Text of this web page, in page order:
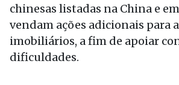
chinesas listadas na China e
vendam ações adicionais para
imobiliários, a fim de apoiar
dificuldades.